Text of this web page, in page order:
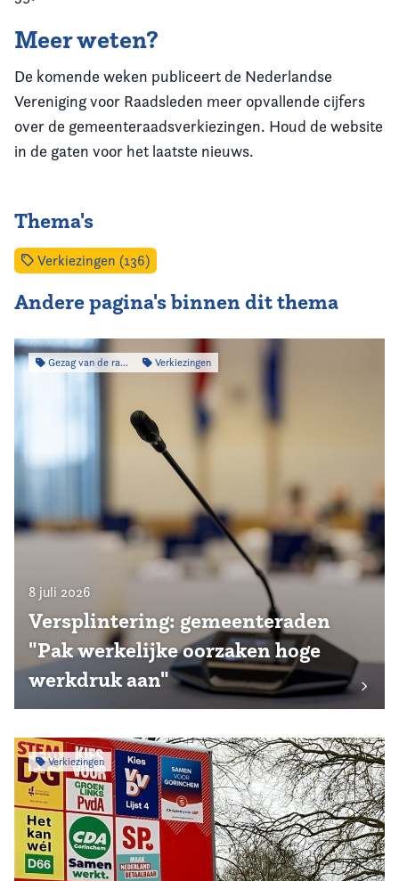
Meer weten?
De komende weken publiceert de Nederlandse
Vereniging voor Raadsleden meer opvallende cijfers
over de gemeenteraadsverkiezingen. Houd de website
in de gaten voor het laatste nieuws.
Thema's
Verkiezingen (136)
Andere pagina's binnen dit thema
Gezag van de raad Verkiezingen
8 juli 2026
Versplintering: gemeenteraden
"Pak werkelijke oorzaken hoge
werkdruk aan"
Verkiezingen